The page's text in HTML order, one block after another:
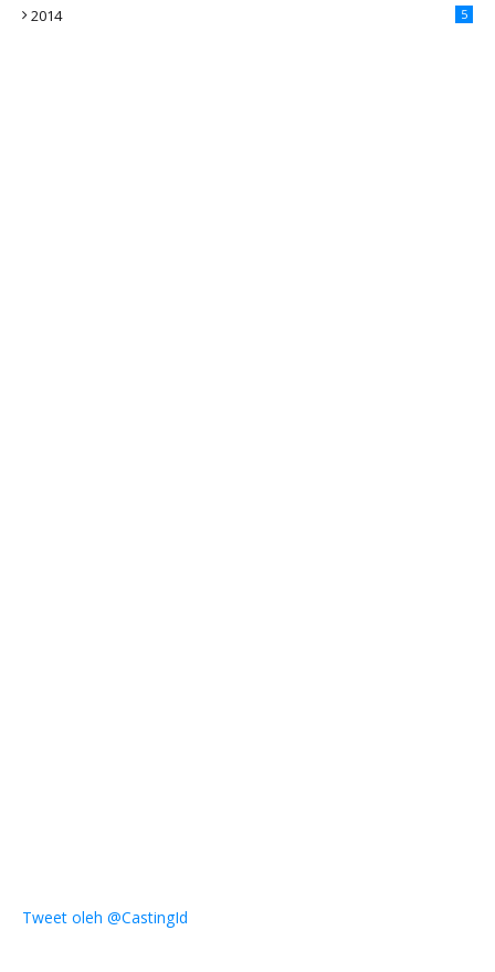
2014 5
Tweet oleh @CastingId